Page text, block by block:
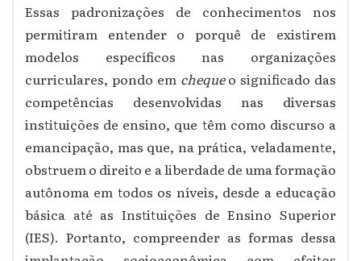
Essas padronizações de conhecimentos nos
permitiram entender o porquê de existirem
modelos específicos nas organizações
curriculares, pondo em chequeo significado das
competências desenvolvidas nas diversas
instituições de ensino, que têm como discurso a
emancipação, mas que, na prática, veladamente,
obstruem o direito e a liberdade de uma formação
autônoma em todos os níveis, desde a educação
básica até as Instituições de Ensino Superior
(IES). Portanto, compreender as formas dessa